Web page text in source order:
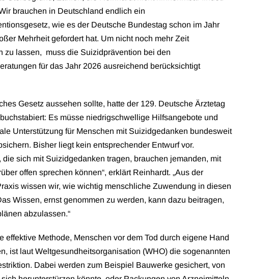
brauchen in Deutschland endlich ein
wie es der Deutsche Bundestag schon im Jahr
Mehrheit gefordert hat. Um nicht noch mehr Zeit
zu lassen, muss die Suizidprävention bei den
für das Jahr 2026 ausreichend berücksichtigt
Gesetz aussehen sollte, hatte der 129. Deutsche Ärztetag
Es müsse niedrigschwellige Hilfsangebote und
Unterstützung für Menschen mit Suizidgedanken bundesweit
Bisher liegt kein entsprechender Entwurf vor.
die sich mit Suizidgedanken tragen, brauchen jemanden, mit
offen sprechen können“, erklärt Reinhardt. „Aus der
wissen wir, wie wichtig menschliche Zuwendung in diesen
Wissen, ernst genommen zu werden, kann dazu beitragen,
abzulassen.“
effektive Methode, Menschen vor dem Tod durch eigene Hand
ist laut Weltgesundheitsorganisation (WHO) die sogenannten
Dabei werden zum Beispiel Bauwerke gesichert, von